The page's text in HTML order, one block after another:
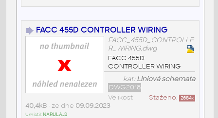
FACC 455D CONTROLLER WIRING
FACC_455D_CONTROLLE
R_WIRING.dwg
FACC 455D
CONTROLLER WIRING
kat:Liniová schemata
DWG2018
Staženo: 2684x
Velikost
40,4kB• ze dne 09.09.2023
Umístil: NARULAJS